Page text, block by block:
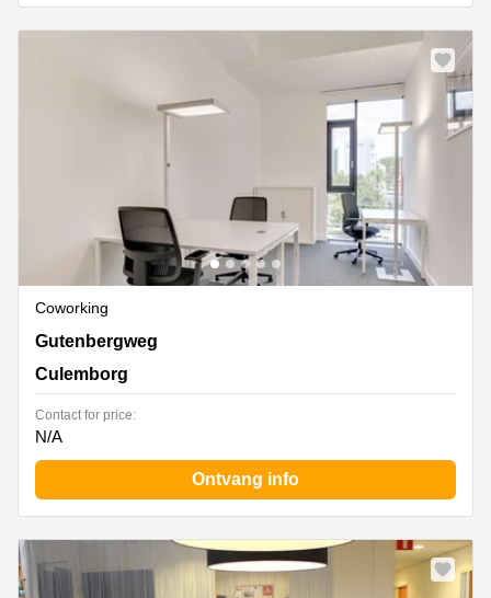
Coworking
Gutenbergweg 1, Culemborg
Gutenbergweg
Culemborg
Contact for price:
N/A
Ontvang info